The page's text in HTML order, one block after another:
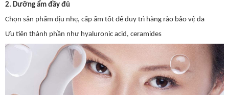
2. Dưỡng ẩm đầy đủ
Chọn sản phẩm dịu nhẹ, cấp ẩm tốt để duy trì hàng rào bảo vệ da
Ưu tiên thành phần như hyaluronic acid, ceramides